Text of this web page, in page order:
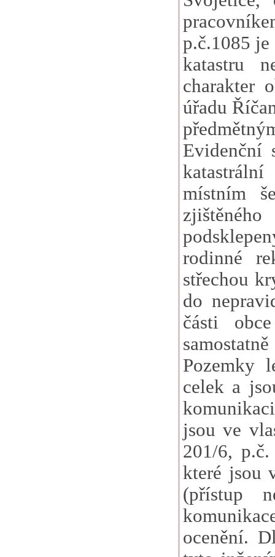
p.č.1085
katastru
charakter
úřadu
Evidenční
místním
rodinné
střechou
do
části
Pozemky
celek a
jsou ve
201/6,
které jsou
(přístup
ocenění.